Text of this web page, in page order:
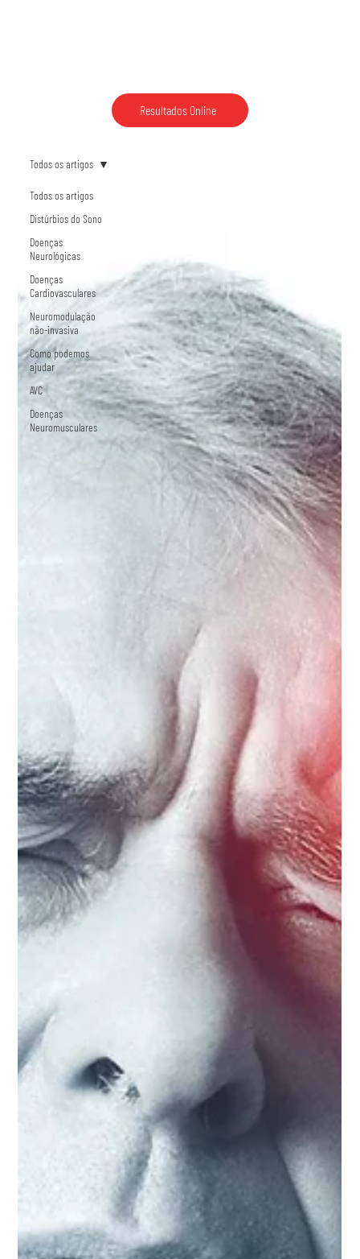
Resultados Online
Todos os artigos
Distúrbios do Sono
Doenças
Neurológicas
Doenças
Cardiovasculares
Neuromodulação
não-invasiva
Como podemos
ajudar
AVC
Doenças
Neuromusculares
Todos os artigos